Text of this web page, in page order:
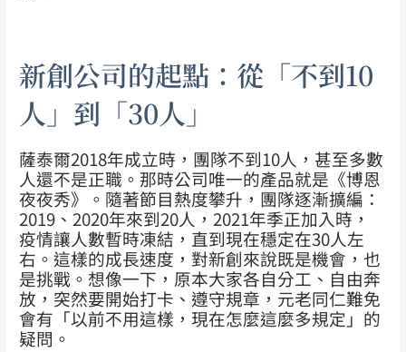
新創公司的起點：從「不到10
人」到「30人」
薩泰爾2018年成立時，團隊不到10人，甚至多數
人還不是正職。那時公司唯一的產品就是《博恩
夜夜秀》。隨著節目熱度攀升，團隊逐漸擴編：
2019、2020年來到20人，2021年季正加入時，
疫情讓人數暫時凍結，直到現在穩定在30人左
右。這樣的成長速度，對新創來說既是機會，也
是挑戰。想像一下，原本大家各自分工、自由奔
放，突然要開始打卡、遵守規章，元老同仁難免
會有「以前不用這樣，現在怎麼這麼多規定」的
疑問。